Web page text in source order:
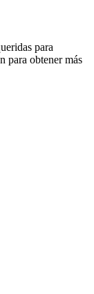
para
para obtener más